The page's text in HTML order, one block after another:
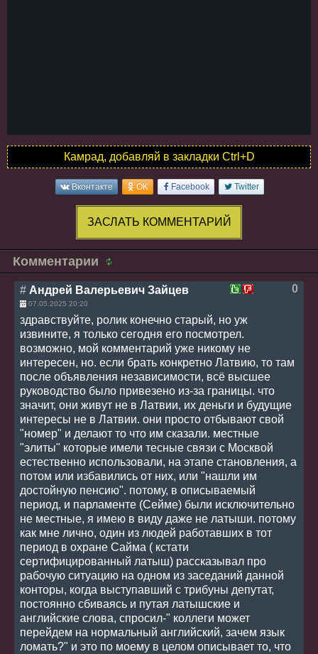
Камрад, добавляй в закладки Ctrl+D
Вконтакте OK Facebook Twitter
ЗАСЛАТЬ КОММЕНТАРИЙ
Комментарии
0
# Андрей Валерьевич Зайцев
07.05.2025 20:20
здравствуйте, ролик конечно старый, но уж
извините, я только сегодня его посмотрел.
возможно, мой комментарий уже никому не
интересен, но. если брать конкретно Латвию, то там
после объявления независимости, всё высшее
руководство было привезено из-за границы. что
значит, они живут не в Латвии, их деньги и будущие
интересы не в Латвии. они просто отбывают свой
"номер" и делают то что им сказали. местные
"элиты" которые имели тесные связи с Москвой
естественно использовали, на этапе становления, а
потом или избавились от них, или "нашли им
достойную пенсию". потому, в описываемый
период, и парламенте (Сейме) были исключительно
не местные, я имею в виду даже не латыши. потому
как мне лично, один из людей работавших в тот
период в охране Сайма ( кстати
сертифицированный латыш) рассказывал про
рабочую ситуацию на одном из заседаний данной
конторы, когда выступавший с трибуны депутат,
постоянно сбиваясь и путая латышские и
английские слова, спросил-" коллеги может
перейдем на нормальный английский, зачем язык
ломать?" и это по моему в целом описывает то, что